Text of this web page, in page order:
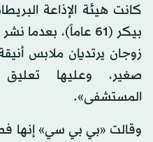
كانت هيئة الإذاعة
بيكر (61 عاماً)،
زوجان يرتديان ملابس
صغير، وعليها
المستشفى».
وقالت «بي بي سي» إنها